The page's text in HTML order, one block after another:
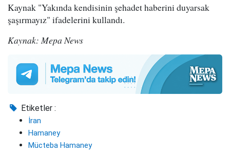
Kaynak "Yakında kendisinin şehadet haberini duyarsak
şaşırmayız" ifadelerini kullandı.
Kaynak: Mepa News
Etiketler :
İran
Hamaney
Mücteba Hamaney